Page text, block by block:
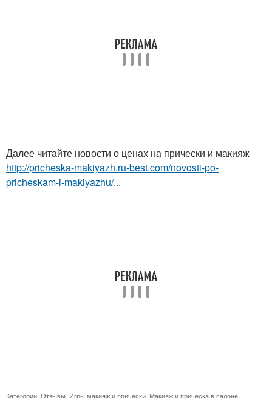
Далее читайте новости о ценах на прически и макияж
http://pricheska-makiyazh.ru-best.com/novosti-po-
pricheskam-i-makiyazhu/...
Категории: Отзывы Игры макияж и прически Макияж и прическа в салоне